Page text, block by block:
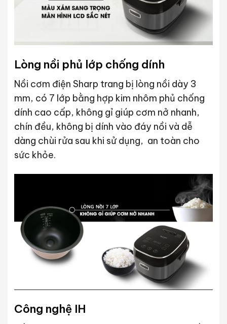
Lòng nồi phủ lớp chống dính
Nồi cơm điện Sharp trang bị lòng nồi dày 3
mm, có 7 lớp bằng hợp kim nhôm phủ chống
dính cao cấp, không gỉ giúp cơm nở nhanh,
chín đều, không bị dính vào đáy nồi và dễ
dàng chùi rửa sau khi sử dụng, an toàn cho
sức khỏe.
Công nghệ IH